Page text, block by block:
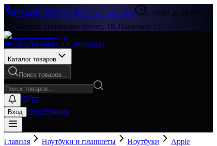
+7 (499) 322-33-86|Перезвоните мне
с 10:00 до 19:00
Москва, Пятницкое шоссе, 18, Павильон 73
ОплатаДоставка и Самовывоз
Каталог товаров
Поиск товаров...
Вход Регистрация
Главная Ноутбуки и планшеты Ноутбуки
Apple